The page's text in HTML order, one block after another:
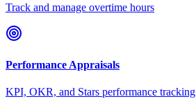
Track and manage overtime hours
Performance Appraisals
KPI, OKR, and Stars performance tracking